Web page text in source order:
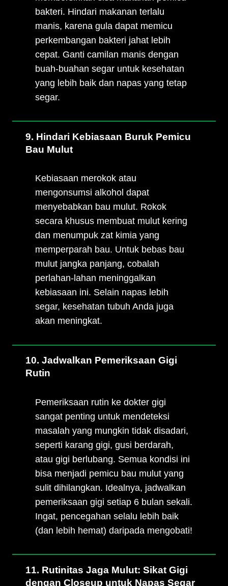
bakteri. Hindari makanan terlalu
manis, karena gula dapat memicu
perkembangan bakteri jahat lebih
cepat. Ganti camilan manis dengan
buah-buahan segar untuk kesehatan
yang lebih baik dan napas yang tetap
segar.
9. Hindari Kebiasaan Buruk Pemicu
Bau Mulut
Kebiasaan merokok atau
mengonsumsi alkohol dapat
menyebabkan bau mulut. Rokok
secara khusus membuat mulut kering
dan menumpuk zat kimia yang
memperparah bau. Untuk bebas bau
mulut jangka panjang, cobalah
perlahan-lahan meninggalkan
kebiasaan ini. Selain napas lebih
segar, kesehatan tubuh Anda juga
akan meningkat.
10. Jadwalkan Pemeriksaan Gigi
Rutin
Pemeriksaan rutin ke dokter gigi
sangat penting untuk mendeteksi
masalah yang mungkin tidak disadari,
seperti karang gigi, gusi berdarah,
atau gigi berlubang. Semua kondisi ini
bisa menjadi pemicu bau mulut yang
sulit dihilangkan. Idealnya, jadwalkan
pemeriksaan gigi setiap 6 bulan sekali.
Ingat, pencegahan selalu lebih baik
(dan lebih hemat) daripada mengobati!
11. Rutinitas Jaga Mulut: Sikat Gigi
dengan Closeup untuk Napas Segar